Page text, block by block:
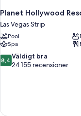
Planet Hollywood
Las Vegas Strip
Pool
Spa
8.4
av
8,4 Väldigt bra
24 155 recensioner